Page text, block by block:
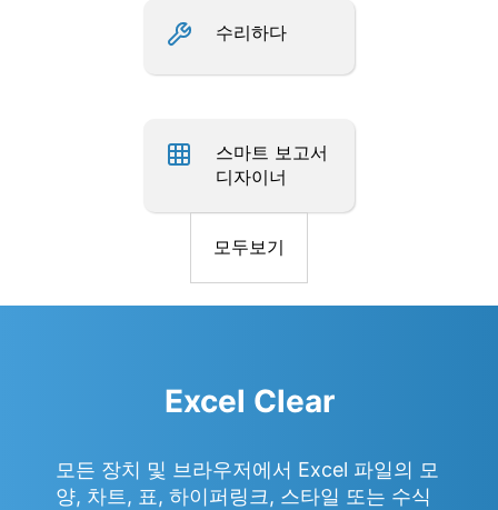
수리하다
스마트 보고서
디자이너
모두보기
Excel Clear
모든 장치 및 브라우저에서 Excel 파일의 모
양, 차트, 표, 하이퍼링크, 스타일 또는 수식